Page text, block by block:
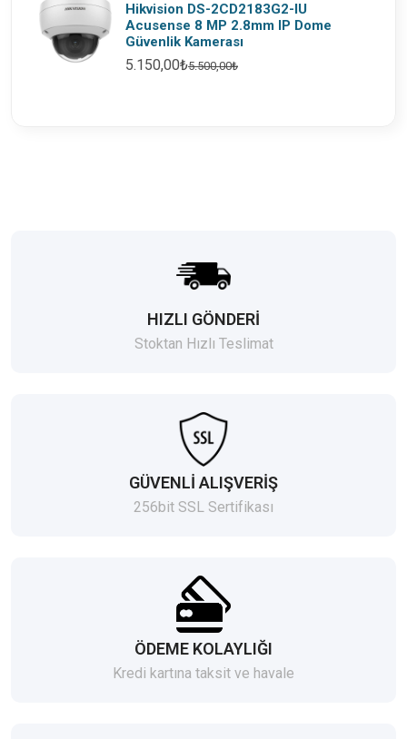
Hikvision DS-2CD2183G2-IU
Acusense 8 MP 2.8mm IP Dome
Güvenlik Kamerası
5.150,00₺5.500,00₺
HIZLI GÖNDERİ
Stoktan Hızlı Teslimat
GÜVENLİ ALIŞVERİŞ
256bit SSL Sertifikası
ÖDEME KOLAYLIĞI
Kredi kartına taksit ve havale